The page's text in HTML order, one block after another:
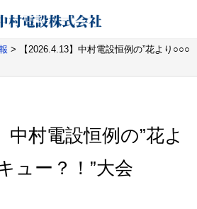
>
【2026.4.13】中村電設恒例の”花より○○○
中村電設恒例の”花よ
ュー？！”大会